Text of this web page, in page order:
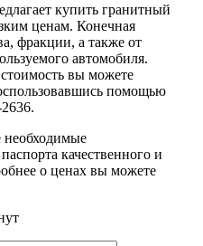
купить гранитный
ценам. Конечная
фракции, а также от
автомобиля.
вы можете
помощью
необходимые
качественного и
о ценах вы можете